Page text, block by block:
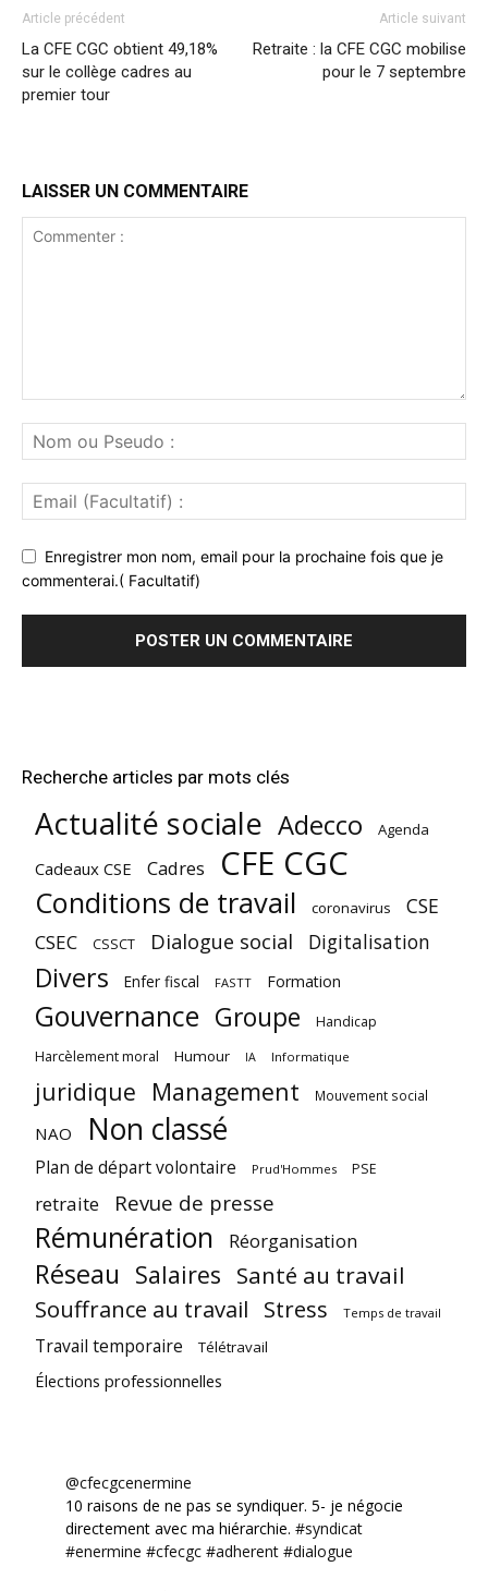
Article précédent
La CFE CGC obtient 49,18%
sur le collège cadres au
premier tour
Article suivant
Retraite : la CFE CGC mobilise
pour le 7 septembre
LAISSER UN COMMENTAIRE
Enregistrer mon nom, email pour la prochaine fois que je
commenterai.( Facultatif)
Recherche articles par mots clés
Actualité sociale Adecco Agenda
Cadeaux CSE Cadres CFE CGC
Conditions de travail coronavirus CSE
CSEC CSSCT Dialogue social Digitalisation
Divers Enfer fiscal FASTT Formation
Gouvernance Groupe Handicap
Harcèlement moral Humour IA Informatique
juridique Management Mouvement social
NAO Non classé
Plan de départ volontaire Prud'Hommes PSE
retraite Revue de presse
Rémunération Réorganisation
Réseau Salaires Santé au travail
Souffrance au travail Stress Temps de travail
Travail temporaire Télétravail
Élections professionnelles
@cfecgcenermine
10 raisons de ne pas se syndiquer. 5- je négocie
directement avec ma hiérarchie. #syndicat
#enermine #cfecgc #adherent #dialogue